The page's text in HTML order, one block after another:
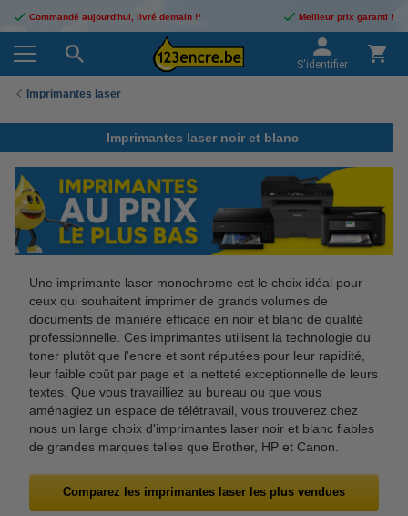
Commandé aujourd'hui, livré demain !* Meilleur prix garanti !
S'identifier
Imprimantes laser
Imprimantes laser noir et blanc
Une imprimante laser monochrome est le choix idéal pour
ceux qui souhaitent imprimer de grands volumes de
documents de manière efficace en noir et blanc de qualité
professionnelle. Ces imprimantes utilisent la technologie du
toner plutôt que l'encre et sont réputées pour leur rapidité,
leur faible coût par page et la netteté exceptionnelle de leurs
textes. Que vous travailliez au bureau ou que vous
aménagiez un espace de télétravail, vous trouverez chez
nous un large choix d'imprimantes laser noir et blanc fiables
de grandes marques telles que Brother, HP et Canon.
Comparez les imprimantes laser les plus vendues